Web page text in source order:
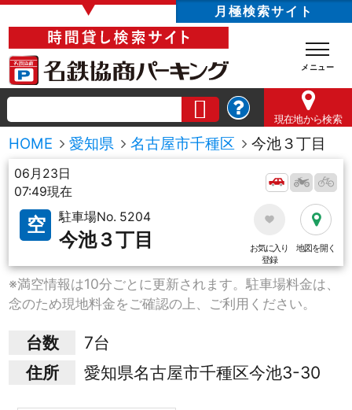
▼ 月極検索サイト
現在地から検索
HOME 愛知県 名古屋市千種区 今池３丁目
06月23日
07:49現在
空 駐車場No. 5204
今池３丁目
お気に入り
登録
地図を開く
※満空情報は10分ごとに更新されます。駐車場料金は、
念のため現地料金をご確認の上、ご利用ください。
台数
7台
住所
愛知県名古屋市千種区今池3-30